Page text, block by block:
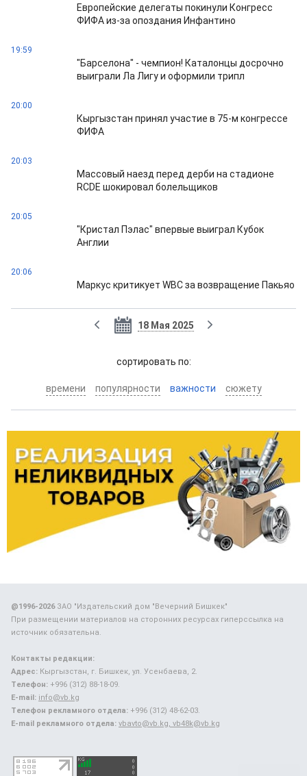
Европейские делегаты покинули Конгресс
ФИФА из-за опоздания Инфантино
19:59
"Барселона" - чемпион! Каталонцы досрочно
выиграли Ла Лигу и оформили трипл
20:00
Кыргызстан принял участие в 75-м конгрессе
ФИФА
20:03
Массовый наезд перед дерби на стадионе
RCDE шокировал болельщиков
20:05
"Кристал Пэлас" впервые выиграл Кубок
Англии
20:06
Маркус критикует WBC за возвращение Пакьяо
18 Мая 2025
cортировать по:
времени популярности важности сюжету
@1996-2026ЗАО "Издательский дом "Вечерний Бишкек"
При размещении материалов на сторонних ресурсах гиперссылка на
источник обязательна.
Контакты редакции:
Адрес: Кыргызстан, г. Бишкек, ул. Усенбаева, 2.
Телефон: +996 (312) 88-18-09.
E-mail: info@vb.kg
Телефон рекламного отдела: +996 (312) 48-62-03.
E-mail рекламного отдела: vbavto@vb.kg, vb48k@vb.kg